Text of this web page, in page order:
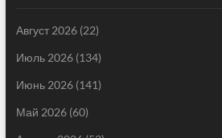
Август 2026(22)
Июль 2026(134)
Июнь 2026(141)
Май 2026(60)